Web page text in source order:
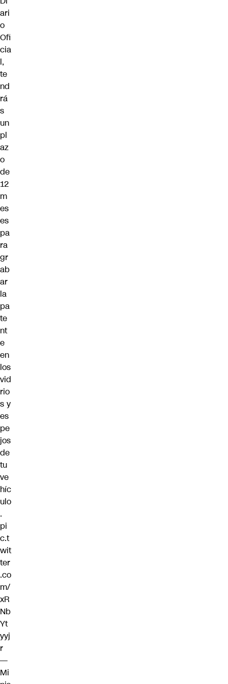
ari
o
Ofi
cia
l,
te
nd
rá
s
un
pl
az
o
de
12
m
es
es
pa
ra
gr
ab
ar
la
pa
te
nt
e
en
los
vid
rio
s y
es
pe
jos
de
tu
ve
híc
ulo
.
pi
c.t
wit
ter
.co
m/
xR
Nb
Yt
yyj
r
—
Mi